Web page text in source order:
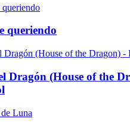
queriendo
Dragón (House of the